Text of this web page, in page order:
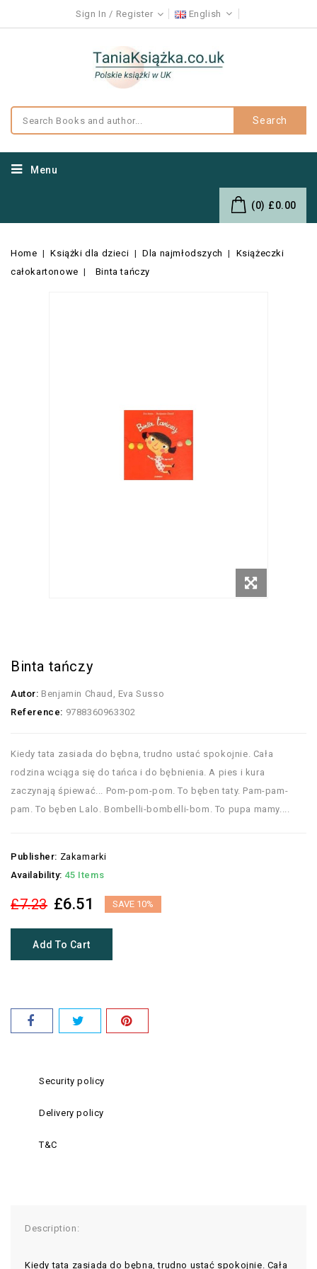
Sign In Register English
Search
Menu
(0) £0.00
Home Książki dla dzieci Dla najmłodszych
Książeczki
całokartonowe
Binta tańczy
Binta tańczy
Autor: Benjamin Chaud, Eva Susso
Reference: 9788360963302
Kiedy tata zasiada do bębna, trudno ustać spokojnie. Cała
rodzina wciąga się do tańca i do bębnienia. A pies i kura
zaczynają śpiewać... Pom-pom-pom. To bęben taty. Pam-pam-
pam. To bęben Lalo. Bombelli-bombelli-bom. To pupa mamy....
Publisher: Zakamarki
Availability: 45 Items
£7.23 £6.51 SAVE 10%
Add To Cart
Security policy
Delivery policy
T&C
Description:
Kiedy tata zasiada do bębna, trudno ustać spokojnie. Cała